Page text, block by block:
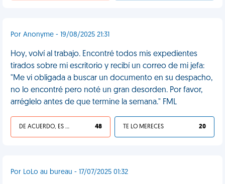
Por Anonyme - 19/08/2025 21:31
Hoy, volví al trabajo. Encontré todos mis expedientes
tirados sobre mi escritorio y recibí un correo de mi jefa:
"Me vi obligada a buscar un documento en su despacho,
no lo encontré pero noté un gran desorden. Por favor,
arréglelo antes de que termine la semana." FML
DE ACUERDO, ES UNA VIDA HP 48 TE LO MERECES 20
Por LoLo au bureau - 17/07/2025 01:32